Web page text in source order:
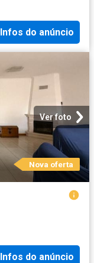
Infos do anúncio
Ver foto
Nova oferta
Infos do anúncio